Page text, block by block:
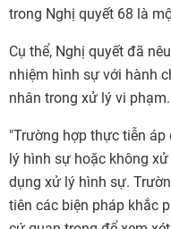
trong Nghị quyết 68 là
Cụ thể, Nghị quyết đã
nhiệm hình sự với hành
nhân trong xử lý vi phạm.
"Trường hợp thực tiễn
lý hình sự hoặc không
dụng xử lý hình sự.
tiên các biện pháp khắc